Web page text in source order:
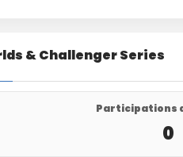
& Challenger Series
Participations
0